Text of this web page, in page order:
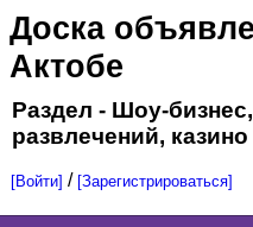
Доска
Актобе
Раздел - Шоу-
развлечений, казино
[Войти] / [Зарегистрироваться]